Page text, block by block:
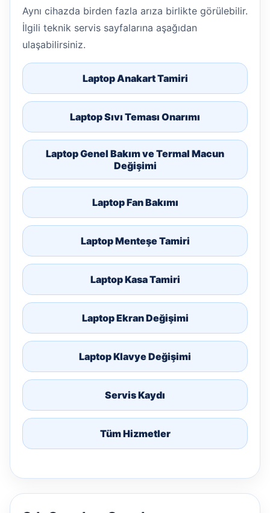
Aynı cihazda birden fazla arıza birlikte görülebilir.
İlgili teknik servis sayfalarına aşağıdan
ulaşabilirsiniz.
Laptop Anakart Tamiri
Laptop Sıvı Teması Onarımı
Laptop Genel Bakım ve Termal Macun
Değişimi
Laptop Fan Bakımı
Laptop Menteşe Tamiri
Laptop Kasa Tamiri
Laptop Ekran Değişimi
Laptop Klavye Değişimi
Servis Kaydı
Tüm Hizmetler